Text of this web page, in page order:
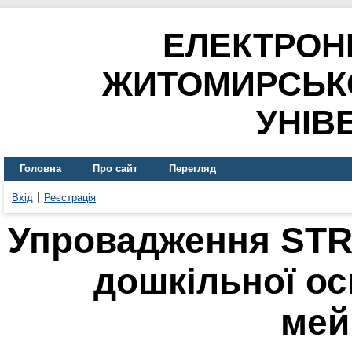
Головна Про сайт Перегляд
Вхід Реєстрація
Упровадження
дошкільної